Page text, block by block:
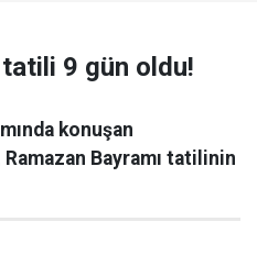
tatili 9 gün oldu!
konuşan
Bayramı tatilinin